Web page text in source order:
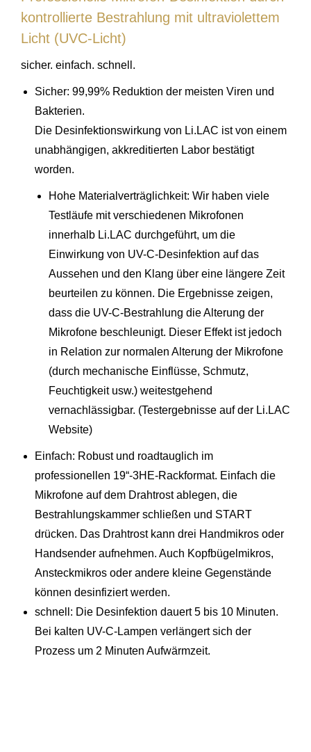
kontrollierte Bestrahlung mit ultraviolettem
Licht (UVC-Licht)
sicher. einfach. schnell.
Sicher: 99,99% Reduktion der meisten Viren und
Bakterien.
Die Desinfektionswirkung von Li.LAC ist von einem
unabhängigen, akkreditierten Labor bestätigt
worden.
Hohe Materialverträglichkeit: Wir haben viele
Testläufe mit verschiedenen Mikrofonen
innerhalb Li.LAC durchgeführt, um die
Einwirkung von UV-C-Desinfektion auf das
Aussehen und den Klang über eine längere Zeit
beurteilen zu können. Die Ergebnisse zeigen,
dass die UV-C-Bestrahlung die Alterung der
Mikrofone beschleunigt. Dieser Effekt ist jedoch
in Relation zur normalen Alterung der Mikrofone
(durch mechanische Einflüsse, Schmutz,
Feuchtigkeit usw.) weitestgehend
vernachlässigbar. (Testergebnisse auf der Li.LAC
Website)
Einfach: Robust und roadtauglich im
professionellen 19“-3HE-Rackformat. Einfach die
Mikrofone auf dem Drahtrost ablegen, die
Bestrahlungskammer schließen und START
drücken. Das Drahtrost kann drei Handmikros oder
Handsender aufnehmen. Auch Kopfbügelmikros,
Ansteckmikros oder andere kleine Gegenstände
können desinfiziert werden.
schnell: Die Desinfektion dauert 5 bis 10 Minuten.
Bei kalten UV-C-Lampen verlängert sich der
Prozess um 2 Minuten Aufwärmzeit.